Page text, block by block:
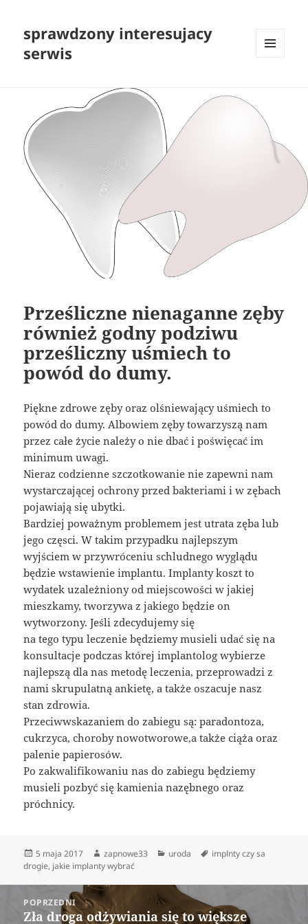
sprawdzony interesujacy
serwis
Prześliczne nienaganne zęby
również godny podziwu
prześliczny uśmiech to
powód do dumy.
Piękne zdrowe zęby oraz olśniewający uśmiech to
powód do dumy. Albowiem zęby towarzyszą nam
przez całe życie należy o nie dbać i poświęcać im
minimum uwagi.
Nieraz codzienne szczotkowanie nie zapewni nam
wystarczającej ochrony przed bakteriami i w zębach
pojawiają się ubytki.
Bardziej poważnym problemem jest utrata zęba lub
jego częsci. W takim przypadku najlepszym
wyjściem w przywróceniu schludnego wyglądu
będzie wstawienie implantu. Implanty koszt to
wydatek uzależniony od miejscowości w jakiej
mieszkamy, tworzywa z jakiego będzie on
wytworzony. Jeśli zdecydujemy się
na tego typu leczenie będziemy musieli udać się na
konsultacje podczas której implantolog wybierze
najlepszą dla nas metodę leczenia, przeprowadzi z
nami skrupulatną ankietę, a także oszacuje nasz
stan zdrowia.
Przeciwwskazaniem do zabiegu są: paradontoza,
cukrzyca, choroby nowotworowe,a także ciąża oraz
palenie papierosów.
Po zakwalifikowaniu nas do zabiegu będziemy
musieli pozbyć się kamienia nazębnego oraz
próchnicy.
Data
publikacji
5 maja 2017 Autor
zapnowe33 Kategorie
uroda Tagi
implnty czy sa
drogie, jakie implanty wybrać
wpisuPOPRZEDNI
Poprzedni
Zła droga odżywiania się to większe